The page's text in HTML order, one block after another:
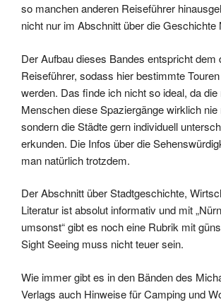
so manchen anderen Reiseführer
nicht nur im Abschnitt über die Geschichte
Der Aufbau dieses Bandes entspricht dem
Reiseführer, sodass hier bestimmte
werden. Das finde ich nicht so ideal, da
Menschen diese Spaziergänge wirklich
sondern die Städte gern individuell
erkunden. Die Infos über die
man natürlich trotzdem.
Der Abschnitt über Stadtgeschichte,
Literatur ist absolut informativ und mit
umsonst“ gibt es noch eine Rubrik mit
Sight Seeing muss nicht teuer sein.
Wie immer gibt es in den Bänden des
Verlags auch Hinweise für Camping und